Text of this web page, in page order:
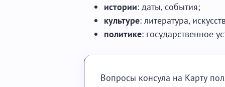
истории: даты, события;
культуре: литература,
политике: государственное
Вопросы консула на Карту